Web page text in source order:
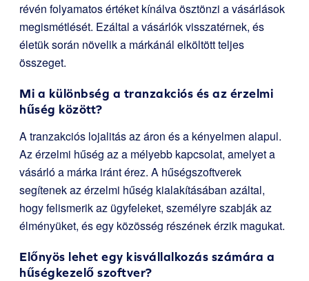
révén folyamatos értéket kínálva ösztönzi a vásárlások
megismétlését. Ezáltal a vásárlók visszatérnek, és
életük során növelik a márkánál elköltött teljes
összeget.
Mi a különbség a tranzakciós és az érzelmi
hűség között?
A tranzakciós lojalitás az áron és a kényelmen alapul.
Az érzelmi hűség az a mélyebb kapcsolat, amelyet a
vásárló a márka iránt érez. A hűségszoftverek
segítenek az érzelmi hűség kialakításában azáltal,
hogy felismerik az ügyfeleket, személyre szabják az
élményüket, és egy közösség részének érzik magukat.
Előnyös lehet egy kisvállalkozás számára a
hűségkezelő szoftver?